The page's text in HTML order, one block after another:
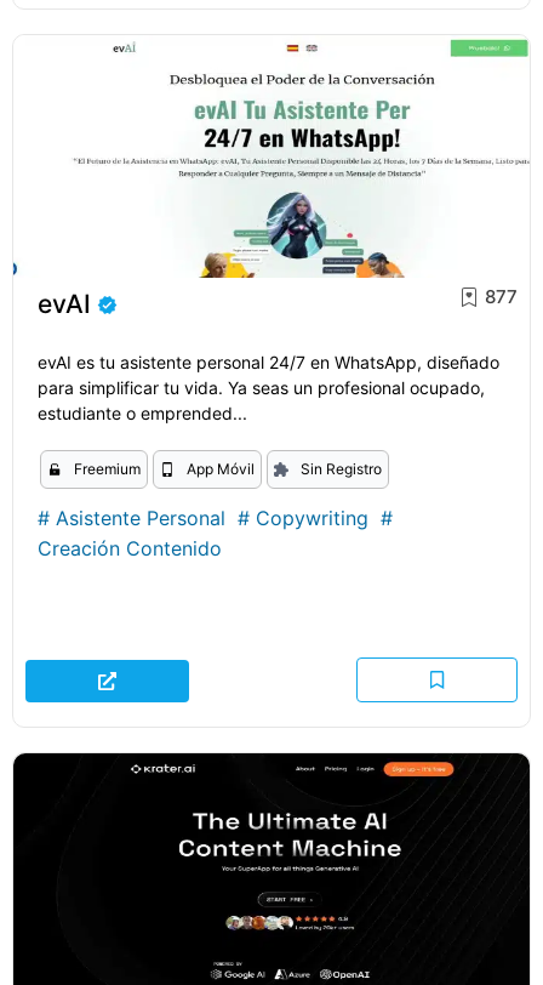
evAI 877
evAI es tu asistente personal 24/7 en WhatsApp, diseñado
para simplificar tu vida. Ya seas un profesional ocupado,
estudiante o emprended...
Freemium App Móvil Sin Registro
# Asistente Personal # Copywriting #
Creación Contenido